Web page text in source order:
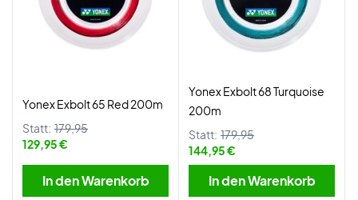
Yonex Exbolt 65 Red 200m
Statt: 179,95
129,95 €
In den Warenkorb
Yonex Exbolt 68 Turquoise
200m
Statt: 179,95
144,95 €
In den Warenkorb